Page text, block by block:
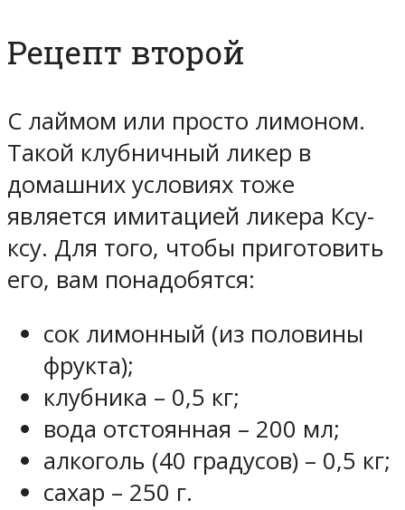
Рецепт второй
С лаймом или просто лимоном.
Такой клубничный ликер в
домашних условиях тоже
является имитацией ликера Ксу-
ксу. Для того, чтобы приготовить
его, вам понадобятся:
сок лимонный (из половины
фрукта);
клубника – 0,5 кг;
вода отстоянная – 200 мл;
алкоголь (40 градусов) – 0,5 кг;
сахар – 250 г.